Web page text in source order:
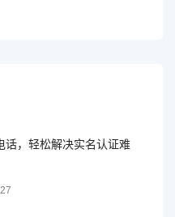
话，轻松解决实名认证难